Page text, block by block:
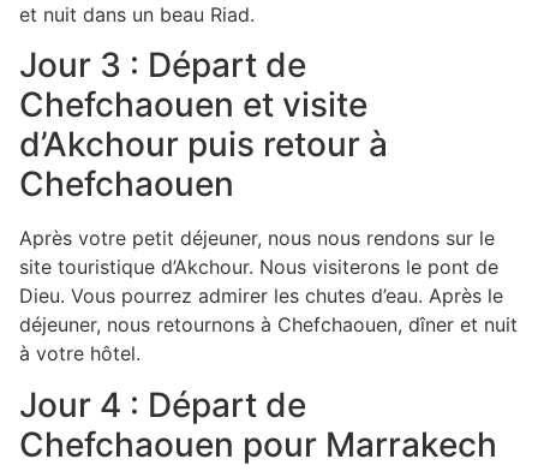
et nuit dans un beau Riad.
Jour 3 : Départ de
Chefchaouen et visite
d’Akchour puis retour à
Chefchaouen
Après votre petit déjeuner, nous nous rendons sur le
site touristique d’Akchour. Nous visiterons le pont de
Dieu. Vous pourrez admirer les chutes d’eau. Après le
déjeuner, nous retournons à Chefchaouen, dîner et nuit
à votre hôtel.
Jour 4 : Départ de
Chefchaouen pour Marrakech